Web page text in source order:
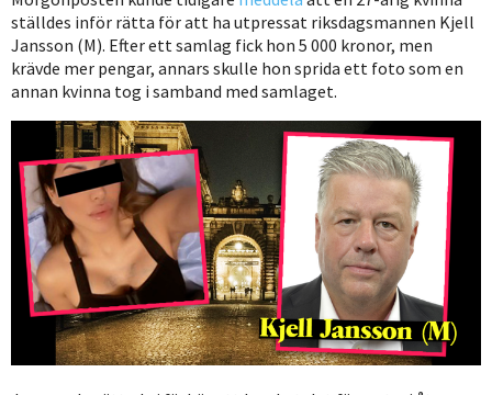
ställdes inför rätta för att ha utpressat riksdagsmannen Kjell
Jansson (M). Efter ett samlag fick hon 5 000 kronor, men
krävde mer pengar, annars skulle hon sprida ett foto som en
annan kvinna tog i samband med samlaget.